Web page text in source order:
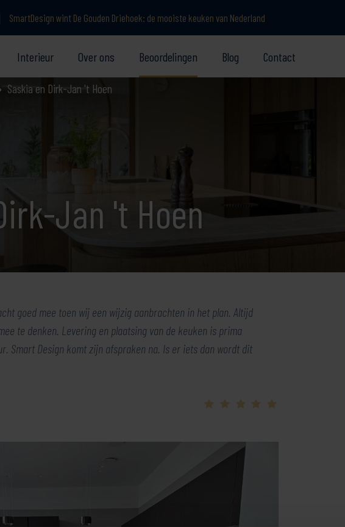
SmartDesign wint De Gouden Driehoek: de mooiste keuken van Nederland
Interieur Over ons Beoordelingen Blog Contact
Saskia en Dirk-Jan 't Hoen
Jan 't Hoen
goed mee toen wij een wijzig aanbrachten in het plan. Altijd
te denken. Levering en plaatsing van de keuken is prima
Smart Design komt zijn afspraken na. Is er iets dan wordt dit